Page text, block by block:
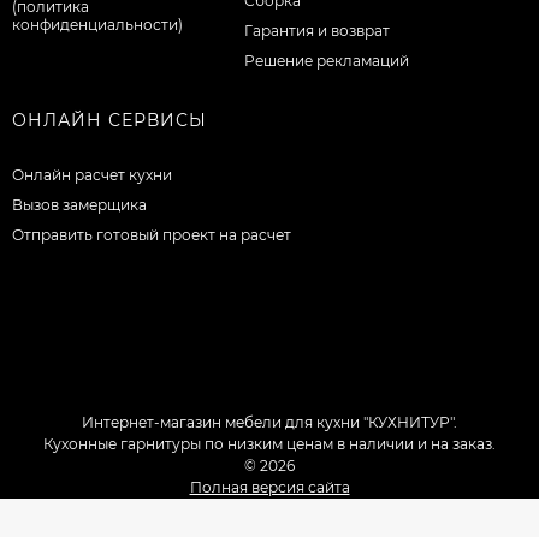
(политика
конфиденциальности)
Гарантия и возврат
Решение рекламаций
ОНЛАЙН СЕРВИСЫ
Онлайн расчет кухни
Вызов замерщика
Отправить готовый проект на расчет
Интернет-магазин мебели для кухни "КУХНИТУР".
Кухонные гарнитуры по низким ценам в наличии и на заказ.
© 2026
Полная версия сайта